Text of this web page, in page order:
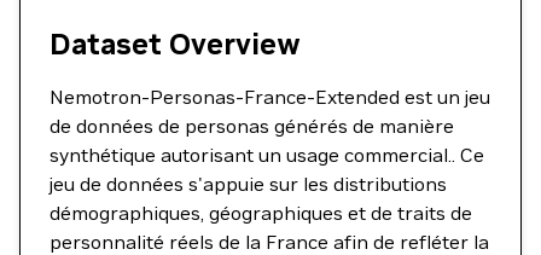
Dataset Overview
Nemotron-Personas-France-Extended est un jeu
de données de personas générés de manière
synthétique autorisant un usage commercial.. Ce
jeu de données s'appuie sur les distributions
démographiques, géographiques et de traits de
personnalité réels de la France afin de refléter la